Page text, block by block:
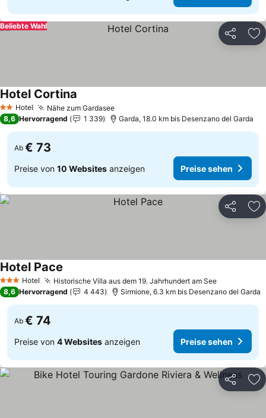
Teilen
Beliebte Wahl
2 Sterne
Hotel Nähe zum GardaseePreise sehen
Hotel Cortina
8,6 Hervorragend 1 339 Garda, 18.0 km bis Desenzano del Garda
Ab € 73
Preise von 10 Websites anzeigen Preise sehen
Teilen
3 SterneHotel Historische Villa aus dem 19. Jahrhundert am SeePreise
Hotel Pace
8,6 Hervorragend 4 443 Sirmione, 6.3 km bis Desenzano del Garda
Ab € 74
Preise von 4 Websites anzeigen Preise sehen
Teilen